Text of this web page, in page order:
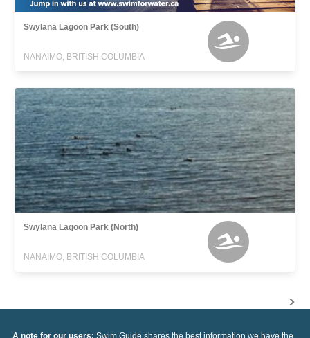
Swylana Lagoon Park (South)
NANAIMO, BRITISH COLUMBIA
Swylana Lagoon Park (North)
NANAIMO, BRITISH COLUMBIA
A note for our users: Swim Guide shares the best information we have the